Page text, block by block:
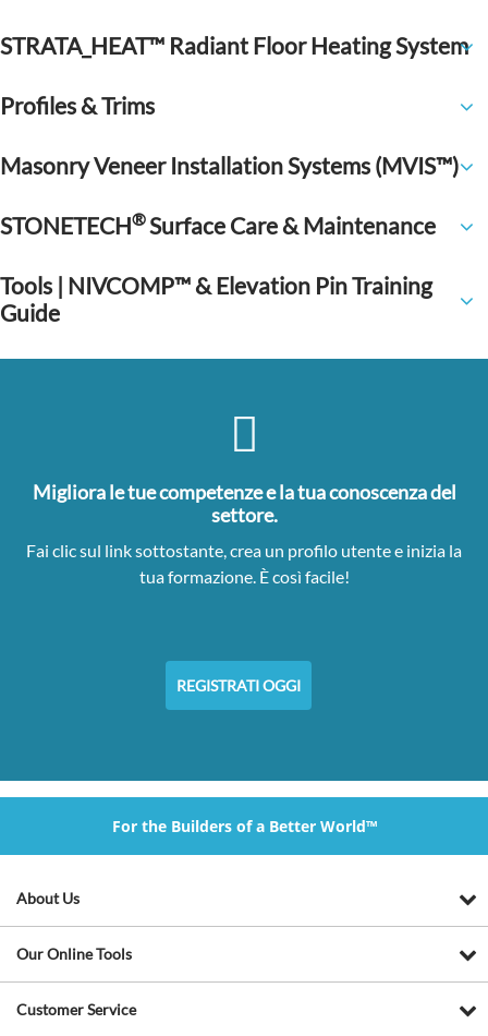
STRATA_HEAT™ Radiant Floor Heating System
Profiles & Trims
Masonry Veneer Installation Systems (MVIS™)
STONETECH®Surface Care & Maintenance
Tools | NIVCOMP™ & Elevation Pin Training
Guide
Migliora le tue competenze e la tua conoscenza del
settore.
Fai clic sul link sottostante, crea un profilo utente e inizia la
tua formazione. È così facile!
REGISTRATI OGGI
For the Builders of a Better World™
About Us
Our Online Tools
Customer Service